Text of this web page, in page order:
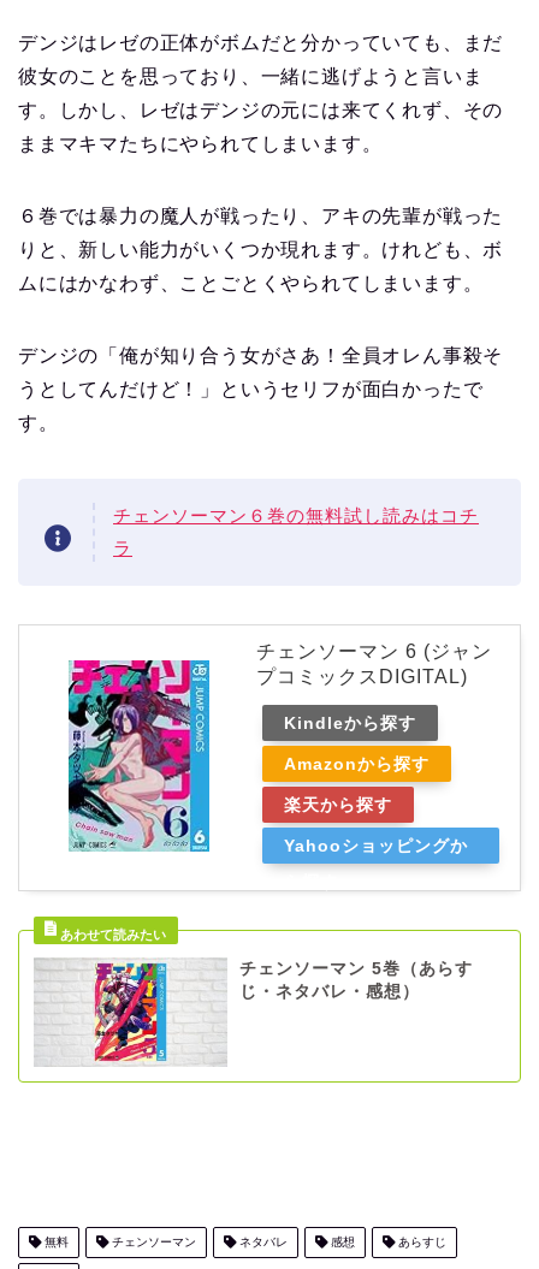
デンジはレゼの正体がボムだと分かっていても、まだ
彼女のことを思っており、一緒に逃げようと言いま
す。しかし、レゼはデンジの元には来てくれず、その
ままマキマたちにやられてしまいます。
６巻では暴力の魔人が戦ったり、アキの先輩が戦った
りと、新しい能力がいくつか現れます。けれども、ボ
ムにはかなわず、ことごとくやられてしまいます。
デンジの「俺が知り合う女がさあ！全員オレん事殺そ
うとしてんだけど！」というセリフが面白かったで
す。
チェンソーマン６巻の無料試し読みはコチ
ラ
チェンソーマン 6 (ジャン
プコミックスDIGITAL)
Kindleから探す
Amazonから探す
楽天から探す
Yahooショッピングか
チェンソーマン 5巻（あらす
じ・ネタバレ・感想）
無料 チェンソーマン ネタバレ 感想 あらすじ